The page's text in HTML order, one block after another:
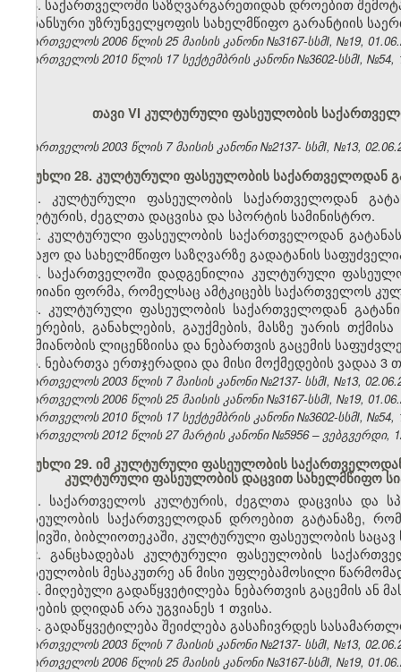
3. საქართველოში საზღვარგარეთიდან დროებით
ფინანსური უზრუნველყოფის სახელმწიფო გარანტიის
საქართველოს 2006 წლის 25 მაისის კანონი №3167-სსმI, №19,
საქართველოს 2010 წლის 17 სექტემბრის კანონი №3602-სსმI, №54,
თავი VI კულტურული ფასეულობის
საქართველოს 2003 წლის 7 მაისის კანონი №2137- სსმI, №13,
მუხლი 28. კულტურული ფასეულობის საქართველოდან
1. კულტურული ფასეულობის საქართველოდან
კულტურის, ძეგლთა დაცვისა და სპორტის სამინისტრო.
2. კულტურული ფასეულობის საქართველოდან
საბაჟო და სახელმწიფო საზღვარზე გადატანის
3. საქართველოში დადგენილია კულტურული
ერთიანი ფორმა, რომელსაც ამტკიცებს საქართველოს
4. კულტურული ფასეულობის საქართველოდან
შეჩერების, განახლების, გაუქმების, მასზე უარის
საქმიანობის ლიცენზიისა და ნებართვის გაცემის
5. ნებართვა ერთჯერადია და მისი მოქმედების ვადაა 3
საქართველოს 2003 წლის 7 მაისის კანონი №2137- სსმI, №13,
საქართველოს 2006 წლის 25 მაისის კანონი №3167-სსმI, №19,
საქართველოს 2010 წლის 17 სექტემბრის კანონი №3602-სსმI, №54,
საქართველოს 2012 წლის 27 მარტის კანონი №5956 – ვებგვერდი,
მუხლი 29. იმ კულტურული ფასეულობის
კულტურული ფასეულობის დაცვით სახელმწიფო
1. საქართველოს კულტურის, ძეგლთა დაცვისა და
ფასეულობის საქართველოდან დროებით გატანაზე,
არქივში, ბიბლიოთეკაში, კულტურული ფასეულობის
2. განცხადებას კულტურული ფასეულობის
ფასეულობის მესაკუთრე ან მისი უფლებამოსილი
3. მიღებული გადაწყვეტილება ნებართვის გაცემის ან
მიღების დღიდან არა უგვიანეს 1 თვისა.
4. გადაწყვეტილება შეიძლება გასაჩივრდეს
საქართველოს 2003 წლის 7 მაისის კანონი №2137- სსმI, №13,
საქართველოს 2006 წლის 25 მაისის კანონი №3167-სსმI, №19,